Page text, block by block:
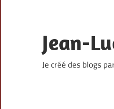
content
Jean-
Je créé des blogs